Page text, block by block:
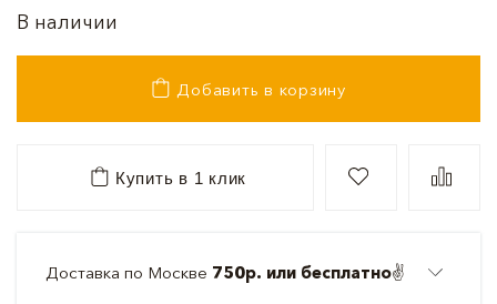
В наличии
Добавить в корзину
Купить в 1 клик
Доставка по Москве 750р. или бесплатно✌️